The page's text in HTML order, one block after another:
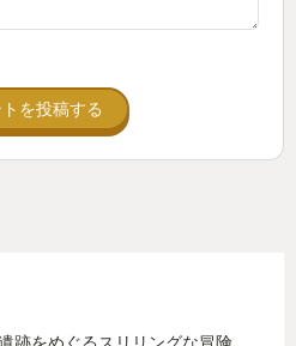
を投稿する
跡をめぐるスリリングな冒険